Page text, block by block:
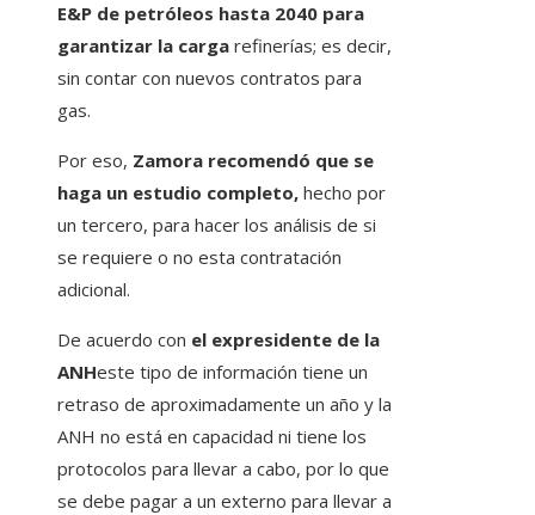
E&P de petróleos hasta 2040 para
garantizar la carga refinerías; es decir,
sin contar con nuevos contratos para
gas.
Por eso, Zamora recomendó que se
haga un estudio completo, hecho por
un tercero, para hacer los análisis de si
se requiere o no esta contratación
adicional.
De acuerdo con el expresidente de la
ANHeste tipo de información tiene un
retraso de aproximadamente un año y la
ANH no está en capacidad ni tiene los
protocolos para llevar a cabo, por lo que
se debe pagar a un externo para llevar a